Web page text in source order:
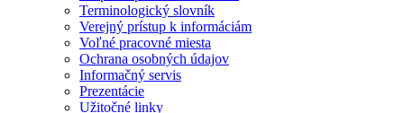
Terminologický slovník
Verejný prístup k informáciám
Voľné pracovné miesta
Ochrana osobných údajov
Informačný servis
Prezentácie
Užitočné linky